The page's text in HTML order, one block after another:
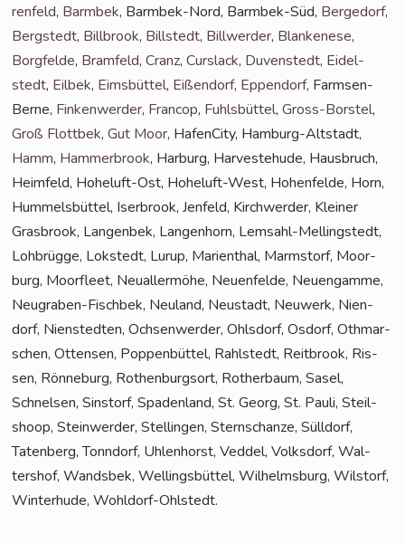
ren­feld, Barm­bek, Barm­bek-Nord, Barm­bek-Süd, Ber­ge­dorf,
Berg­stedt, Bill­brook, Bill­stedt, Bill­wer­der, Blan­ke­ne­se,
Borg­fel­de, Bramfeld,Cranz,Curs­lack, Duven­stedt, Eidel­
stedt, Eil­bek, Eims­büt­tel, Eißen­dorf, Eppen­dorf, Farm­sen-
Ber­ne, Fin­ken­wer­der, Fran­cop, Fuhls­büt­tel,Gross-Bors­tel,
Groß Flott­bek,Gut Moor, Hafen­Ci­ty, Ham­burg-Alt­stadt,
Hamm, Ham­mer­brook, Har­burg, Har­ve­ste­hu­de, Haus­bruch,
Heim­feld, Hohe­luft-Ost, Hohe­luft-West, Hohen­fel­de, Horn,
Hum­mels­büt­tel, Iser­brook, Jen­feld, Kirch­wer­der, Klei­ner
Gras­brook, Lan­gen­bek, Lan­gen­horn, Lem­sahl-Mel­ling­s­tedt,
Loh­brüg­ge, Lok­stedt, Lurup, Mari­en­thal, Marmstorf, Moor­
burg, Moor­fleet, Neu­al­ler­mö­he, Neu­en­fel­de, Neu­en­gam­me,
Neu­gra­ben-Fisch­bek, Neu­land, Neu­stadt, Neu­werk, Nien­
dorf, Nien­sted­ten, Och­sen­wer­der, Ohls­dorf, Osdorf, Oth­mar­
schen, Otten­sen, Pop­pen­büt­tel, Rahl­stedt, Reit­brook, Ris­
sen, Rön­ne­burg, Rothen­burg­sort, Rother­baum, Sasel,
Schnel­sen, Sinstorf, Spa­den­land, St. Georg, St. Pau­li, Steil­
shoop, Stein­wer­der, Stel­lin­gen, Stern­schan­ze, Süll­dorf,
Taten­berg, Tonn­dorf, Uhlen­horst, Ved­del, Volks­dorf, Wal­
ters­hof, Wands­bek, Wel­lings­büt­tel, Wil­helms­burg, Wilstorf,
Win­ter­hu­de, Wohldorf-Ohlstedt.